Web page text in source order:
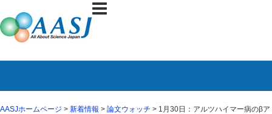
AASJホームページ > 新着情報 > 論文ウォッチ > 1月30日：アルツハイマー病のβ